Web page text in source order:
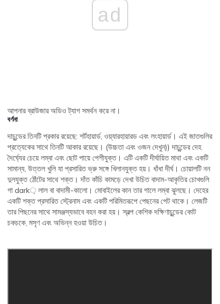
ad
আপনার ব্রাউজার অডিও ট্যাগ সমর্থন করে না।
বর্ণনা
দাচুন্ডের তিনটি প্রকার রয়েছে: শর্টহায়ার্ড, ওয়্যারহায়ারড এবং লংহায়ার্ড। এই জাতগুলির
প্রত্যেকের সাথে তিনটি আকার রয়েছে। (উচ্চতা এবং ওজন দেখুন)) দাচুন্ডের দেহ
দৈর্ঘ্যের চেয়ে লম্বা এবং ছোট পায়ে পেশীযুক্ত। এটি একটি দীর্ঘায়িত মাথা এবং একটি
সামান্য, উত্তল খুলি যা প্রসারিত ভ্রু সঙ্গে খিলানযুক্ত হয়। ধাঁধা দীর্ঘ। চোয়ালটি নন
দুলযুক্ত ঠোঁটের সাথে শক্ত। দাঁত কাঁচি কামড়ে দেখা উচিত বাদাম-আকৃতির চোখগুলি
গা dark় লাল বা বাদামী-কালো। মোবাইলের কান তার গালে লম্বা ঝুলছে। দেহের
একটি শক্ত প্রসারিত স্ট্রেনাম এবং একটি পরিমিতরূপে পেছনের পেট থাকে। লেজটি
তার পিছনের সাথে সামঞ্জস্যভাবে বহন করা হয়। স্বল্প কেশিক দক্ষিণাচুন্ডের কোট
চকচকে, মসৃণ এবং অভিন্ন হওয়া উচিত।